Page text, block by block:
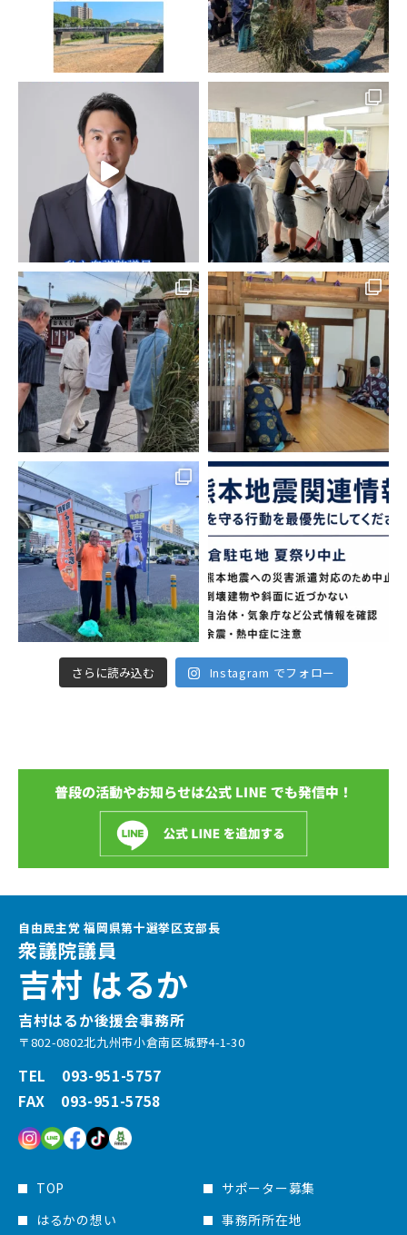
さらに読み込む Instagram でフォロー
自由民主党 福岡県第十選挙区支部長
衆議院議員
吉村 はるか
吉村はるか後援会事務所
〒802-0802北九州市小倉南区城野4-1-30
TEL 093-951-5757
FAX 093-951-5758
TOP
はるかの想い
サポーター募集
事務所所在地